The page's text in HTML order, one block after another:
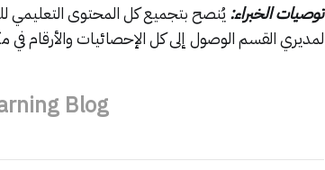
توصيات الخبراء: يُنصح بتجميع كل المحتوى
لمديري القسم الوصول إلى كل الإحصائيات والأرقام في
Blog